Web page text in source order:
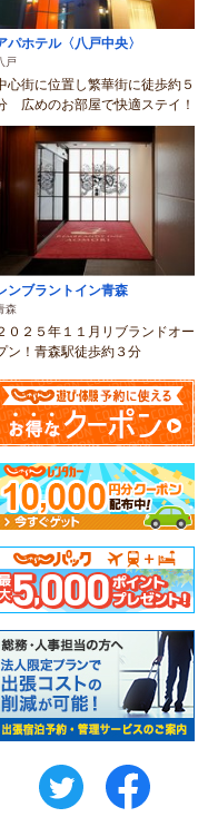
パホテル〈八戸中央〉
戸
心街に位置し繁華街に徒歩約５
広めのお部屋で快適ステイ！
ンブラントイン青森
森
０２５年１１月リブランドオー
ン！青森駅徒歩約３分
twitter